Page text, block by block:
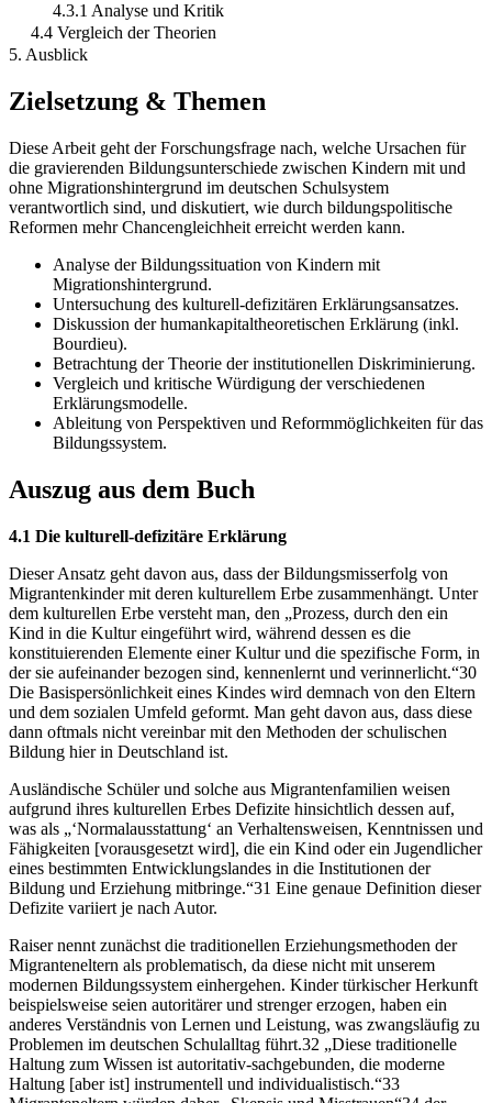
4.3.1 Analyse und Kritik
4.4 Vergleich der Theorien
5. Ausblick
Zielsetzung & Themen
Diese Arbeit geht der Forschungsfrage nach, welche Ursachen für
die gravierenden Bildungsunterschiede zwischen Kindern mit und
ohne Migrationshintergrund im deutschen Schulsystem
verantwortlich sind, und diskutiert, wie durch bildungspolitische
Reformen mehr Chancengleichheit erreicht werden kann.
Analyse der Bildungssituation von Kindern mit
Migrationshintergrund.
Untersuchung des kulturell-defizitären Erklärungsansatzes.
Diskussion der humankapitaltheoretischen Erklärung (inkl.
Bourdieu).
Betrachtung der Theorie der institutionellen Diskriminierung.
Vergleich und kritische Würdigung der verschiedenen
Erklärungsmodelle.
Ableitung von Perspektiven und Reformmöglichkeiten für das
Bildungssystem.
Auszug aus dem Buch
4.1 Die kulturell-defizitäre Erklärung
Dieser Ansatz geht davon aus, dass der Bildungsmisserfolg von
Migrantenkinder mit deren kulturellem Erbe zusammenhängt. Unter
dem kulturellen Erbe versteht man, den „Prozess, durch den ein
Kind in die Kultur eingeführt wird, während dessen es die
konstituierenden Elemente einer Kultur und die spezifische Form, in
der sie aufeinander bezogen sind, kennenlernt und verinnerlicht.“30
Die Basispersönlichkeit eines Kindes wird demnach von den Eltern
und dem sozialen Umfeld geformt. Man geht davon aus, dass diese
dann oftmals nicht vereinbar mit den Methoden der schulischen
Bildung hier in Deutschland ist.
Ausländische Schüler und solche aus Migrantenfamilien weisen
aufgrund ihres kulturellen Erbes Defizite hinsichtlich dessen auf,
was als „‘Normalausstattung‘ an Verhaltensweisen, Kenntnissen und
Fähigkeiten [vorausgesetzt wird], die ein Kind oder ein Jugendlicher
eines bestimmten Entwicklungslandes in die Institutionen der
Bildung und Erziehung mitbringe.“31 Eine genaue Definition dieser
Defizite variiert je nach Autor.
Raiser nennt zunächst die traditionellen Erziehungsmethoden der
Migranteneltern als problematisch, da diese nicht mit unserem
modernen Bildungssystem einhergehen. Kinder türkischer Herkunft
beispielsweise seien autoritärer und strenger erzogen, haben ein
anderes Verständnis von Lernen und Leistung, was zwangsläufig zu
Problemen im deutschen Schulalltag führt.32 „Diese traditionelle
Haltung zum Wissen ist autoritativ-sachgebunden, die moderne
Haltung [aber ist] instrumentell und individualistisch.“33